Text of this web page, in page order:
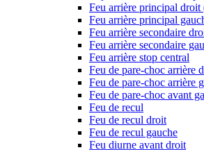
Feu arrière principal droit
Feu arrière principal
Feu arrière secondaire
Feu arrière secondaire
Feu arrière stop central
Feu de pare-choc arrière
Feu de pare-choc arrière
Feu de pare-choc avant
Feu de recul
Feu de recul droit
Feu de recul gauche
Feu diurne avant droit